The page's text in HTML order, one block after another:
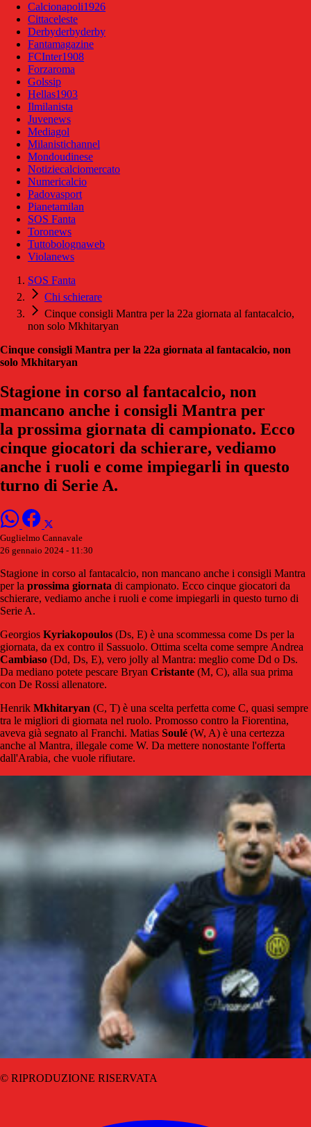
Calcionapoli1926
Cittaceleste
Derbyderbyderby
Fantamagazine
FCInter1908
Forzaroma
Golssip
Hellas1903
Ilmilanista
Juvenews
Mediagol
Milanistichannel
Mondoudinese
Notiziecalciomercato
Numericalcio
Padovasport
Pianetamilan
SOS Fanta
Toronews
Tuttobolognaweb
Violanews
SOS Fanta
Chi schierare
Cinque consigli Mantra per la 22a giornata al fantacalcio,
non solo Mkhitaryan
Cinque consigli Mantra per la 22a giornata al fantacalcio, non
solo Mkhitaryan
Stagione in corso al fantacalcio, non
mancano anche i consigli Mantra per
la prossima giornata di campionato. Ecco
cinque giocatori da schierare, vediamo
anche i ruoli e come impiegarli in questo
turno di Serie A.
Guglielmo Cannavale
26 gennaio 2024 - 11:30
Stagione in corso al fantacalcio, non mancano anche i consigli Mantra
per la prossima giornata di campionato. Ecco cinque giocatori da
schierare, vediamo anche i ruoli e come impiegarli in questo turno di
Serie A.
Georgios Kyriakopoulos (Ds, E) è una scommessa come Ds per la
giornata, da ex contro il Sassuolo. Ottima scelta come sempre Andrea
Cambiaso (Dd, Ds, E), vero jolly al Mantra: meglio come Dd o Ds.
Da mediano potete pescare Bryan Cristante (M, C), alla sua prima
con De Rossi allenatore.
Henrik Mkhitaryan (C, T) è una scelta perfetta come C, quasi sempre
tra le migliori di giornata nel ruolo. Promosso contro la Fiorentina,
aveva già segnato al Franchi. Matias Soulé (W, A) è una certezza
anche al Mantra, illegale come W. Da mettere nonostante l'offerta
dall'Arabia, che vuole rifiutare.
© RIPRODUZIONE RISERVATA